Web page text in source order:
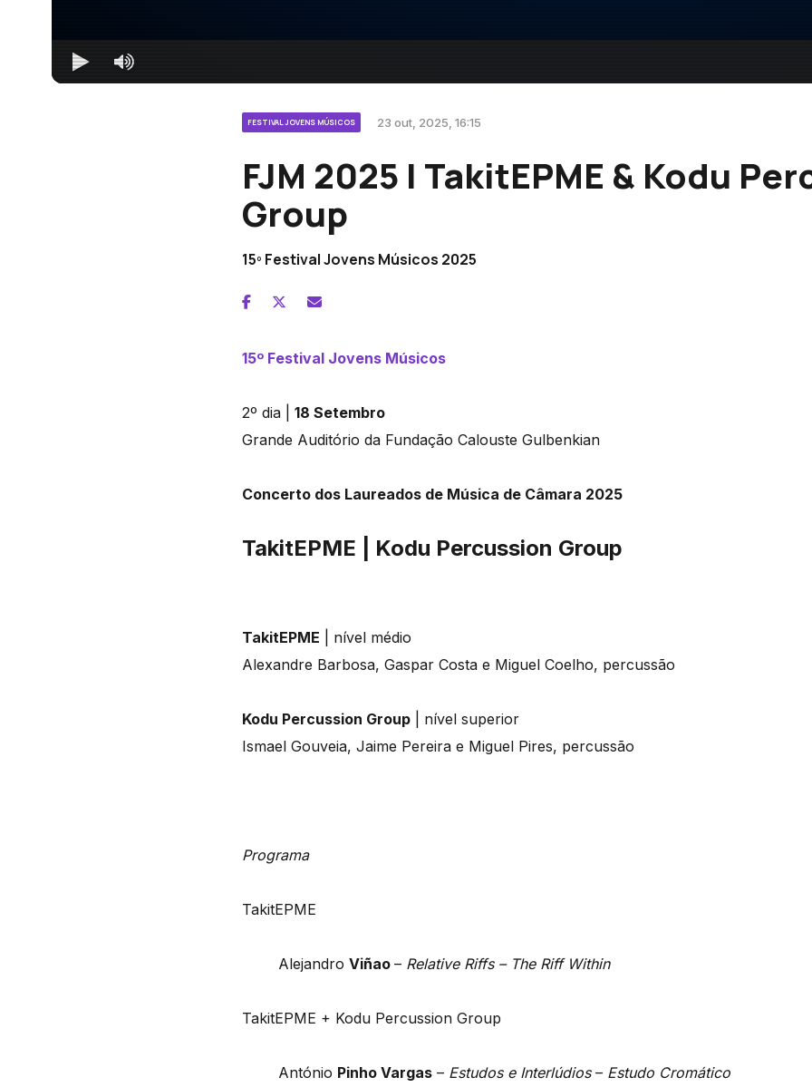
FESTIVAL JOVENS MÚSICOS 23 out, 2025, 16:15
FJM 2025 | TakitEPME & Kodu
Group
15º Festival Jovens Músicos 2025
15º Festival Jovens Músicos
2º dia | 18 Setembro
Grande Auditório da Fundação Calouste Gulbenkian
Concerto dos Laureados de Música de Câmara 2025
TakitEPME | Kodu Percussion Group
TakitEPME | nível médio
Alexandre Barbosa, Gaspar Costa e Miguel Coelho, percussão
Kodu Percussion Group | nível superior
Ismael Gouveia, Jaime Pereira e Miguel Pires, percussão
Programa
TakitEPME
Alejandro Viñao – Relative Riffs – The Riff Within
TakitEPME + Kodu Percussion Group
António Pinho Vargas – Estudos e Interlúdios– Estudo Cromático